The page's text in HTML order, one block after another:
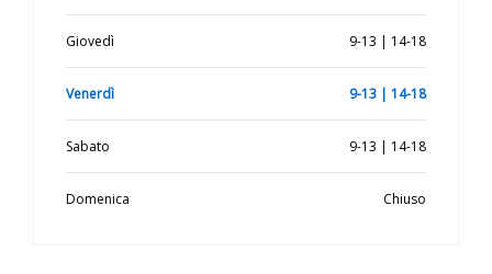
Giovedì 9-13 | 14-18
Venerdì 9-13 | 14-18
Sabato 9-13 | 14-18
Domenica Chiuso